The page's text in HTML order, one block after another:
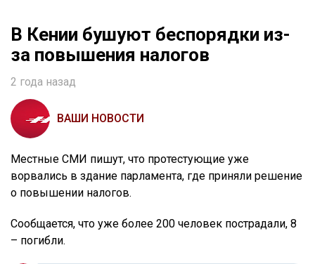
В Кении бушуют беспорядки из-
за повышения налогов
2 года назад
ВАШИ НОВОСТИ
Местные СМИ пишут, что протестующие уже
ворвались в здание парламента, где приняли решение
о повышении налогов.
Сообщается, что уже более 200 человек пострадали, 8
– погибли.